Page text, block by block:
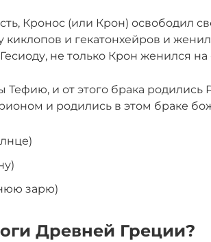
Кронос (или Крон) освободил
киклопов и гекатонхейров и
не только Крон женился на
Тефию, и от этого брака
и родились в этом браке
зарю)
Древней Греции?